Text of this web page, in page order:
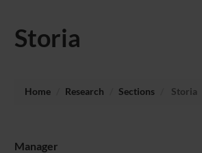
Storia
Home Research Sections Storia
Manager